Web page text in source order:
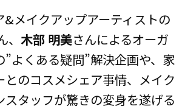
&メイクアップアーティストの
、 木部 明美さんによるオーガ
”よくある疑問”解決企画や、家
とのコスメシェア事情、メイク
スタッフが驚きの変身を遂げる